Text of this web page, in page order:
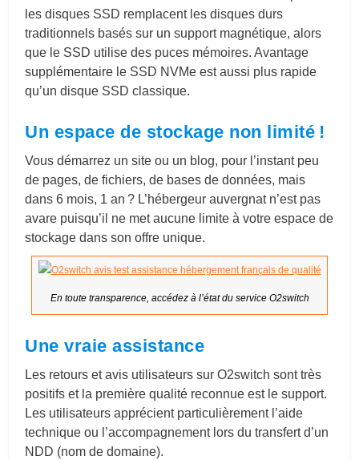
les disques SSD remplacent les disques durs
traditionnels basés sur un support magnétique, alors
que le SSD utilise des puces mémoires. Avantage
supplémentaire le SSD NVMe est aussi plus rapide
qu’un disque SSD classique.
Un espace de stockage non limité !
Vous démarrez un site ou un blog, pour l’instant peu
de pages, de fichiers, de bases de données, mais
dans 6 mois, 1 an ? L’hébergeur auvergnat n’est pas
avare puisqu’il ne met aucune limite à votre espace de
stockage dans son offre unique.
En toute transparence, accédez à l’état du service O2switch
Une vraie assistance
Les retours et avis utilisateurs sur O2switch sont très
positifs et la première qualité reconnue est le support.
Les utilisateurs apprécient particulièrement l’aide
technique ou l’accompagnement lors du transfert d’un
NDD (nom de domaine).